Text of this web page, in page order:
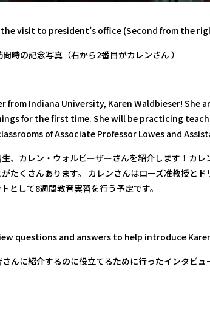
visit to president’s office (Second from the
時の記念写真（右から2番目がカレンさん ）
Indiana University, Karen Waldbieser! She
for the first time. She will be practicing
of Associate Professor Lowes and
、カレン・ウォルビーザーさんを紹介します！カレ
たくさんあります。 カレンさんはローズ准教授と
として8週間教育実習を行う予定です。
questions and answers to help introduce
んに紹介するのに役立てるために行ったインタビ